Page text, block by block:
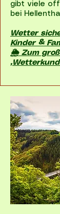
gibt viele
bei
Wetter
Kinder &
🌦 Zum